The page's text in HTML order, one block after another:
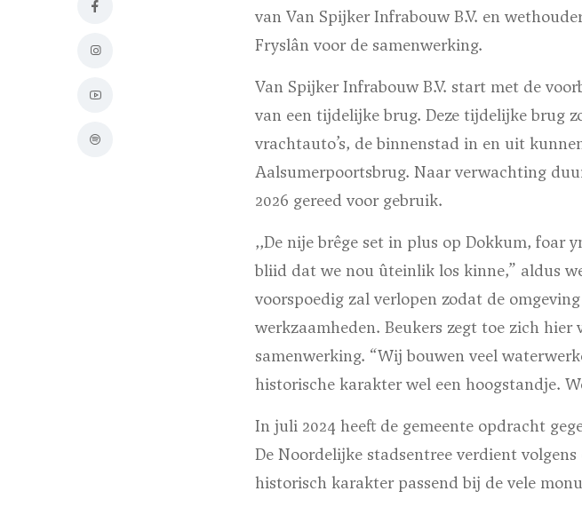
van Van Spijker Infrabouw B.V. en
Fryslân voor de samenwerking.
Van Spijker Infrabouw B.V. start met de
van een tijdelijke brug. Deze tijdelijke brug
vrachtauto’s, de binnenstad in en uit
Aalsumerpoortsbrug. Naar verwachting
2026 gereed voor gebruik.
,,De nije brêge set in plus op Dokkum, foar
bliid dat we nou ûteinlik los kinne,” aldus
voorspoedig zal verlopen zodat de
werkzaamheden. Beukers zegt toe zich
samenwerking. “Wij bouwen veel
historische karakter wel een hoogstandje.
In juli 2024 heeft de gemeente opdracht
De Noordelijke stadsentree verdient
historisch karakter passend bij de vele